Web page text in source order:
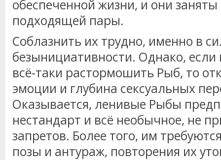
обеспеченной жизни, и они
подходящей пары.
Соблазнить их трудно, именно в
безынициативности. Однако,
всё-таки растормошить Рыб, то
эмоции и глубина сексуальных
Оказывается, ленивые Рыбы
нестандарт и всё необычное, не
запретов. Более того, им
позы и антураж, повторения их